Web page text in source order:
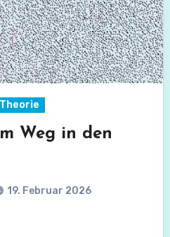
Theorie
Weg in den
19. Februar 2026